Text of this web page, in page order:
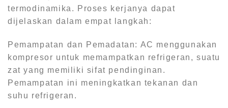
termodinamika. Proses kerjanya dapat
dijelaskan dalam empat langkah:
Pemampatan dan Pemadatan: AC menggunakan
kompresor untuk memampatkan refrigeran, suatu
zat yang memiliki sifat pendinginan.
Pemampatan ini meningkatkan tekanan dan
suhu refrigeran.